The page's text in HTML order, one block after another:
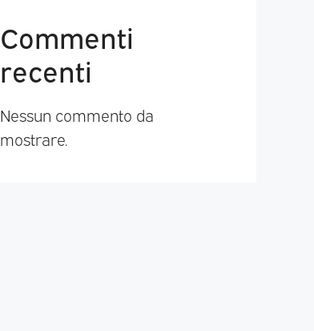
Commenti
recenti
Nessun commento da
mostrare.